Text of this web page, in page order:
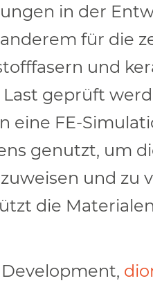
in der
für die
und
geprüft
eine FE-
genutzt, um
und zu
die